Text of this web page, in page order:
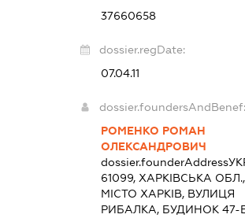
37660658
dossier.regDate:
07.04.11
dossier.foundersAndBenef:
РОМЕНКО РОМАН
ОЛЕКСАНДРОВИЧ
dossier.founderAddress
61099, ХАРКІВСЬКА ОБЛ.,
МІСТО ХАРКІВ, ВУЛИЦЯ
РИБАЛКА, БУДИНОК 47-